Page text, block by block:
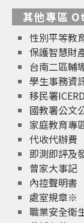
其他專區
性別平等教
保護智慧財
台南二區輔
學生事務資
移民署
國教署公文
家庭教育專
代收代辦費
即測即評及
曾家大事記
內控聲明書
處室規章※
職業安全衛